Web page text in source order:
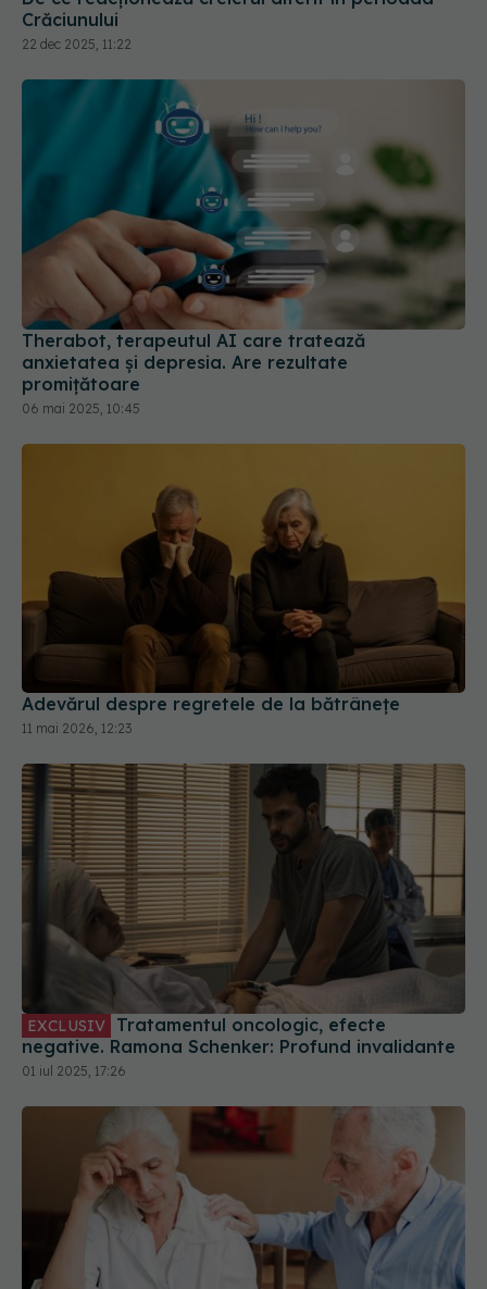
Crăciunului
22 dec 2025, 11:22
Therabot, terapeutul AI care tratează
anxietatea și depresia. Are rezultate
promițătoare
06 mai 2025, 10:45
Adevărul despre regretele de la bătrânețe
11 mai 2026, 12:23
EXCLUSIV
negative. Ramona Schenker: Profund invalidante
01 iul 2025, 17:26